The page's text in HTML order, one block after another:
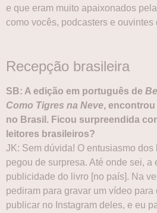
e que eram muito apaixonados
como vocês, podcasters e ouvintes
Recepção brasileira
SB: A edição em português de
Como Tigres na Neve,
no Brasil. Ficou surpreendida
leitores brasileiros?
JK: Sem dúvida! O entusiasmo
pegou de surpresa. Até onde sei, a
publicidade do livro [no país]. Na
pediram para gravar um vídeo para
publicar no Instagram deles, e eu